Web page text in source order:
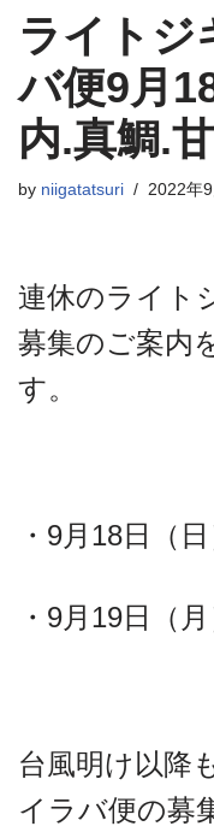
ライトジ
バ便9月
内.真鯛.
by niigatatsuri 2022年
連休のライト
募集のご案内
す。
・9月18日（
・9月19日（
台風明け以降
イラバ便の募